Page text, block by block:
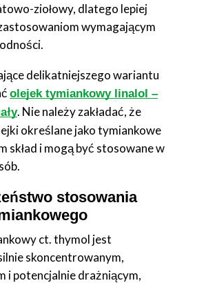
ziołowy, dlatego lepiej
wymagającym
delikatniejszego wariantu
olejek tymiankowy linalol –
. Nie należy zakładać, że
określane jako tymiankowe
skład i mogą być stosowane w
stosowania
ct. thymol jest
skoncentrowanym,
i potencjalnie drażniącym,